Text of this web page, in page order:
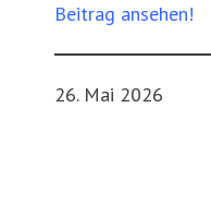
Beitrag ansehen!
26. Mai 2026